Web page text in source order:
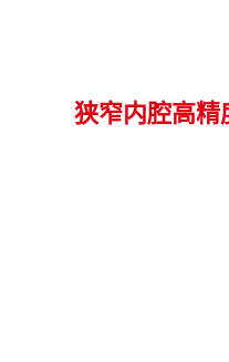
狭窄内腔高精